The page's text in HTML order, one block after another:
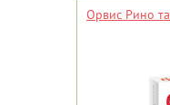
Орвис Рино